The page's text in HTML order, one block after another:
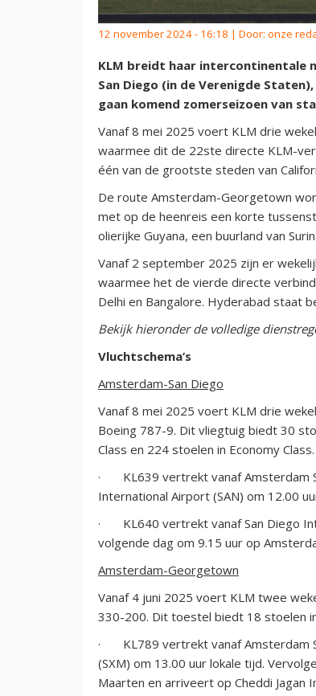
12 november 2024 - 16:18 | Door: onze
KLM breidt haar intercontinentale
San Diego (in de Verenigde
gaan komend zomerseizoen van
Vanaf 8 mei 2025 voert KLM drie
waarmee dit de 22ste directe KLM-
één van de grootste steden van
De route Amsterdam-Georgetown
met op de heenreis een korte
olierijke Guyana, een buurland van
Vanaf 2 september 2025 zijn er
waarmee het de vierde directe
Delhi en Bangalore. Hyderabad staat
Bekijk hieronder de volledige
Vluchtschema’s
Amsterdam-San Diego
Vanaf 8 mei 2025 voert KLM drie
Boeing 787-9. Dit vliegtuig biedt 30
Class en 224 stoelen in Economy Class.
· KL639 vertrekt vanaf Amsterdam
International Airport (SAN) om 12.00
· KL640 vertrekt vanaf San Diego
volgende dag om 9.15 uur op
Amsterdam-Georgetown
Vanaf 4 juni 2025 voert KLM twee
330-200. Dit toestel biedt 18 stoelen
· KL789 vertrekt vanaf Amsterdam
(SXM) om 13.00 uur lokale tijd.
Maarten en arriveert op Cheddi Jagan